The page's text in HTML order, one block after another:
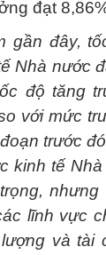
đạt
gần đây,
Nhà nước
độ tăng
với mức
trước
kinh tế
nhưng
lĩnh vực
và tài